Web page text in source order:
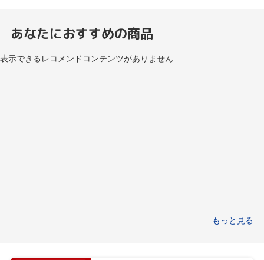
あなたにおすすめの商品
表示できるレコメンドコンテンツがありません
もっと見る